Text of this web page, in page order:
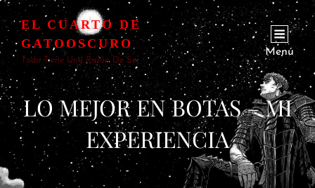
EL CUARTO DE
GATOOSCURO
Todo Tiene Una Razón De Ser
Menú
LO MEJOR EN BOTAS – MI
EXPERIENCIA